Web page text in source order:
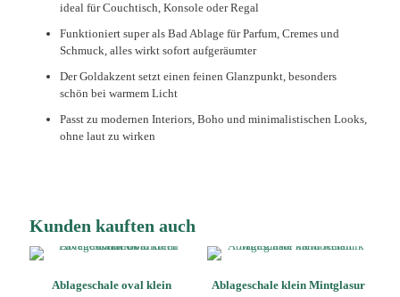
ideal für Couchtisch, Konsole oder Regal
Funktioniert super als Bad Ablage für Parfum, Cremes und
Schmuck, alles wirkt sofort aufgeräumter
Der Goldakzent setzt einen feinen Glanzpunkt, besonders
schön bei warmem Licht
Passt zu modernen Interiors, Boho und minimalistischen Looks,
ohne laut zu wirken
Kunden kauften auch
Ablageschale oval klein
Ablageschale klein Mintglasur